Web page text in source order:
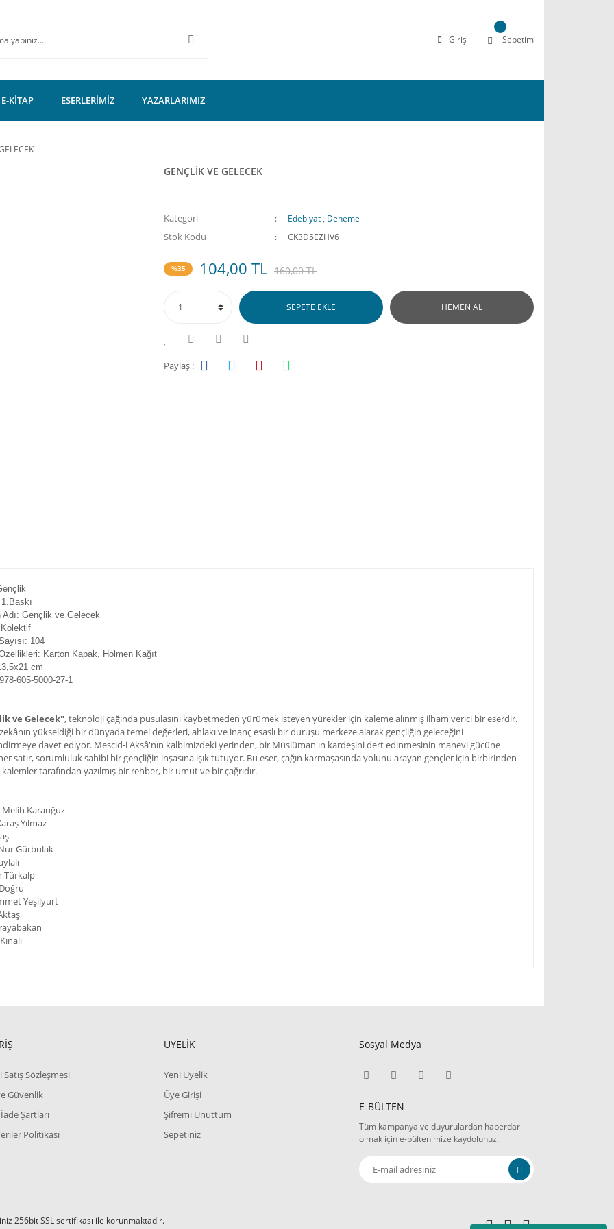
Giriş Sepetim
E-KİTAP ESERLERİMİZ YAZARLARIMIZ
GENÇLİK VE GELECEK
Kategori Edebiyat , Deneme
Stok Kodu CK3D5EZHV6
%35 104,00 TL 160,00 TL
SEPETE EKLE HEMEN AL
Paylaş :
Adı: Gençlik ve Gelecek
Kolektif
104
Karton Kapak, Holmen Kağıt
cm
605-5000-27-1
ve Gelecek", teknoloji çağında pusulasını kaybetmeden yürümek isteyen yürekler için kaleme alınmış ilham verici bir eserdir.
yükseldiği bir dünyada temel değerleri, ahlakı ve inanç esaslı bir duruşu merkeze alarak gençliğin geleceğini
davet ediyor. Mescid-i Aksâ'nın kalbimizdeki yerinden, bir Müslüman'ın kardeşini dert edinmesinin manevi gücüne
satır, sorumluluk sahibi bir gençliğin inşasına ışık tutuyor. Bu eser, çağın karmaşasında yolunu arayan gençler için birbirinden
tarafından yazılmış bir rehber, bir umut ve bir çağrıdır.
Karauğuz
Yılmaz
Gürbulak
Türkalp
Yeşilyurt
Satış Sözleşmesi
Güvenlik
Şartları
Politikası
ÜYELİK
Yeni Üyelik
Üye Girişi
Şifremi Unuttum
Sepetiniz
Sosyal Medya
E-BÜLTEN
Tüm kampanya ve duyurulardan haberdar
olmak için e-bültenimize kaydolunuz.
256bit SSL sertifikası ile korunmaktadır.